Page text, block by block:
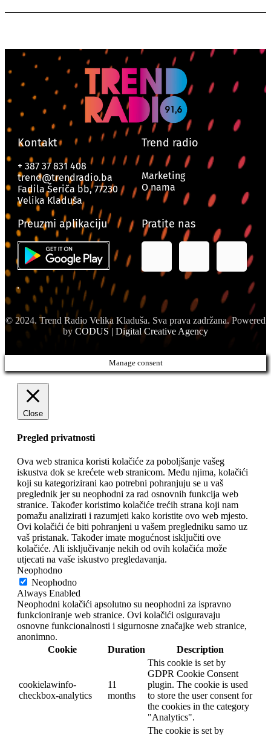
Kontakt
+ 387 37 831 408
trend@trendradio.ba
Fadila Šeriča bb, 77230
Velika Kladuša
Trend radio
Marketing
O nama
Preuzmi aplikaciju Pratite nas
© 2024. Trend Radio Velika Kladuša. Sva prava zadržana. Powered
by CODUS | Digital Creative Agency
Manage consent
Close
Pregled privatnosti
Ova web stranica koristi kolačiće za poboljšanje vašeg
iskustva dok se krećete web stranicom. Među njima, kolačići
koji su kategorizirani kao potrebni pohranjuju se u vaš
preglednik jer su neophodni za rad osnovnih funkcija web
stranice. Također koristimo kolačiće trećih strana koji nam
pomažu analizirati i razumjeti kako koristite ovo web mjesto.
Ovi kolačići će biti pohranjeni u vašem pregledniku samo uz
vaš pristanak. Također imate mogućnost isključiti ove
kolačiće. Ali isključivanje nekih od ovih kolačića može
utjecati na vaše iskustvo pregledavanja.
Neophodno
Neophodno
Always Enabled
Neophodni kolačići apsolutno su neophodni za ispravno
funkcioniranje web stranice. Ovi kolačići osiguravaju
osnovne funkcionalnosti i sigurnosne značajke web stranice,
anonimno.
Cookie
Duration Description
cookielawinfo-
checkbox-analytics
11
months
This cookie is set by
GDPR Cookie Consent
plugin. The cookie is used
to store the user consent for
the cookies in the category
"Analytics".
The cookie is set by